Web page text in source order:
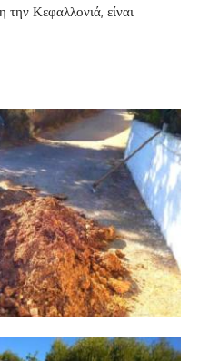
Κεφαλλονιά, είναι